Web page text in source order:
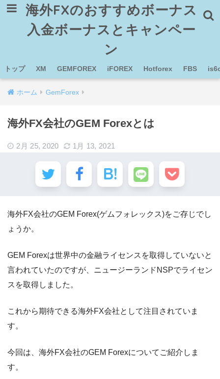
海外FXのおすすめボーナス
入金ボーナスとキャンペー
ン
トップ XM GEMFOREX iFOREX Hotforex FBS
ホーム GemForex
海外FX会社のGEM Forexとは
2月 25, 2020 1月 13, 2021
海外FX会社のGEM Forex(ゲムフォレックス)をご存じでし
ょうか。
GEM Forexは世界中の金融ライセンスを取得していないと
言われていたのですが、ニュージーランドNSPでライセン
スを取得しました。
これから期待できる海外FX会社として注目されていま
す。
今回は、海外FX会社のGEM Forexについてご紹介しま
す。